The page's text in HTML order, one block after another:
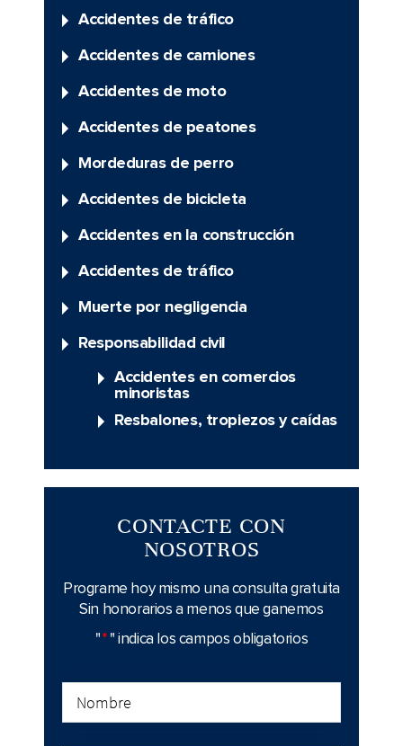
Accidentes de tráfico
Accidentes de camiones
Accidentes de moto
Accidentes de peatones
Mordeduras de perro
Accidentes de bicicleta
Accidentes en la construcción
Accidentes de tráfico
Muerte por negligencia
Responsabilidad civil
Accidentes en comercios
minoristas
Resbalones, tropiezos y caídas
CONTACTE CON
NOSOTROS
Programe hoy mismo una consulta gratuita
Sin honorarios a menos que ganemos
"* " indica los campos obligatorios